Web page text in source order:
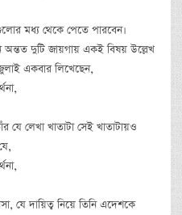
মধ্য থেকে পেতে পারবেন।
দুটি জায়গায় একই বিষয় উল্লেখ
একবার লিখেছেন,
লেখা খাতাটা সেই খাতাটায়ও
যে দায়িত্ব নিয়ে তিনি এদেশকে